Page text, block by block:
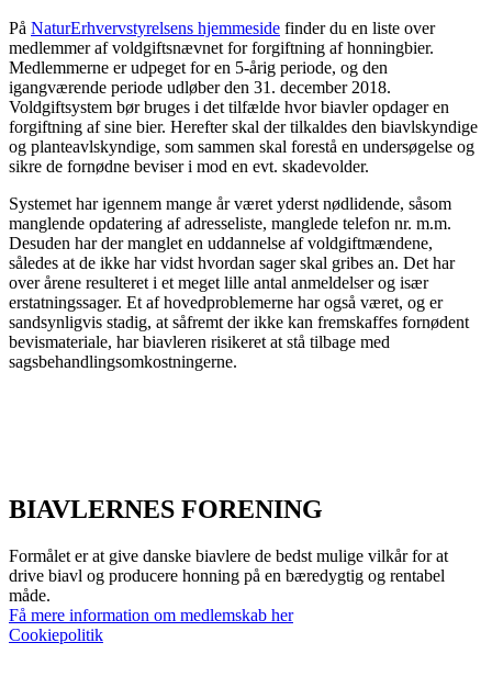
På NaturErhvervstyrelsens hjemmeside finder du en liste over
medlemmer af voldgiftsnævnet for forgiftning af honningbier.
Medlemmerne er udpeget for en 5-årig periode, og den
igangværende periode udløber den 31. december 2018.
Voldgiftsystem bør bruges i det tilfælde hvor biavler opdager en
forgiftning af sine bier. Herefter skal der tilkaldes den biavlskyndige
og planteavlskyndige, som sammen skal forestå en undersøgelse og
sikre de fornødne beviser i mod en evt. skadevolder.
Systemet har igennem mange år været yderst nødlidende, såsom
manglende opdatering af adresseliste, manglede telefon nr. m.m.
Desuden har der manglet en uddannelse af voldgiftmændene,
således at de ikke har vidst hvordan sager skal gribes an. Det har
over årene resulteret i et meget lille antal anmeldelser og især
erstatningssager. Et af hovedproblemerne har også været, og er
sandsynligvis stadig, at såfremt der ikke kan fremskaffes fornødent
bevismateriale, har biavleren risikeret at stå tilbage med
sagsbehandlingsomkostningerne.
BIAVLERNES FORENING
Formålet er at give danske biavlere de bedst mulige vilkår for at
drive biavl og producere honning på en bæredygtig og rentabel
måde.
Få mere information om medlemskab her
Cookiepolitik